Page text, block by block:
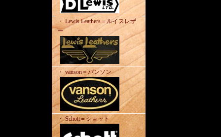
・ Lewis Leathers＝ルイスレザ
ー
・ vanson＝バンソン
・ Schott＝ショット